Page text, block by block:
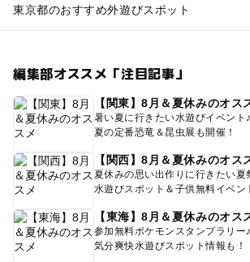
東京都のおすすめ外遊びスポット
編集部オススメ「注目記事」
【関東】8月＆夏休みのオス
暑い夏に行きたい水遊びイベント♪
夏の定番恐竜＆昆虫展も開催！
【関西】8月＆夏休みのオス
夏休みの思い出作りに行きたい夏
水遊びスポット＆子供無料イベン
【東海】8月＆夏休みのオス
参加無料ポケモンスタンプラリー♪
気分爽快水遊びスポット情報も！